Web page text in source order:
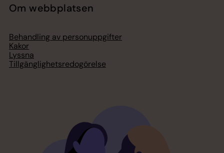
Om webbplatsen
Behandling av personuppgifter
Kakor
Lyssna
Tillgänglighetsredogörelse